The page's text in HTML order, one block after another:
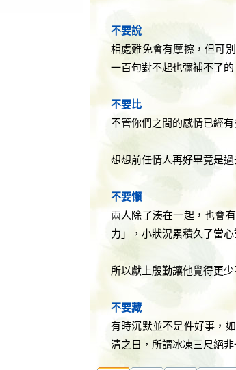
不要說
相處難免會有摩擦，但可
一百句對不起也彌補不了的
不要比
不管你們之間的感情已經
想想前任情人再好畢竟是
不要懶
兩人除了湊在一起，也會
力」，小狀況累積久了當心
所以獻上殷勤讓他覺得更少
不要藏
有時沉默並不是件好事，
清之日，所謂冰凍三尺絕